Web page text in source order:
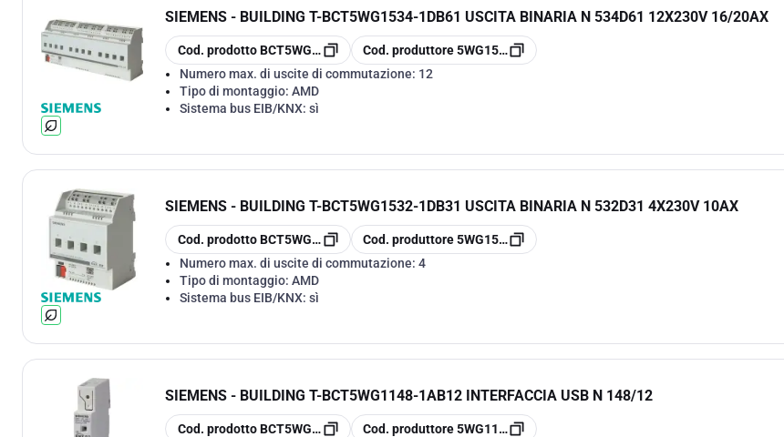
SIEMENS - BUILDING T-BCT5WG1534-1DB61 USCITA BINARIA N 534D61 12X230V 16/20AX
copia
Cod. prodotto BCT5WG1534-1DB61
copia
Cod. produttore 5WG1534-1DB61
Numero max. di uscite di commutazione: 12
Tipo di montaggio: AMD
Sistema bus EIB/KNX: sì
SIEMENS - BUILDING T-BCT5WG1532-1DB31 USCITA BINARIA N 532D31 4X230V 10AX
copia
Cod. prodotto BCT5WG1532-1DB31
copia
Cod. produttore 5WG1532-1DB31
Numero max. di uscite di commutazione: 4
Tipo di montaggio: AMD
Sistema bus EIB/KNX: sì
SIEMENS - BUILDING T-BCT5WG1148-1AB12 INTERFACCIA USB N 148/12
copia
Cod. prodotto BCT5WG1148-1AB12
copia
Cod. produttore 5WG1148-1AB12